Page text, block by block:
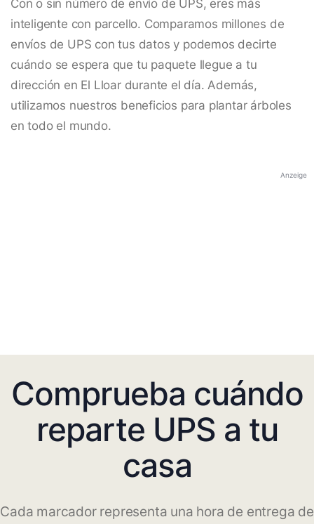
Con o sin número de envío de UPS, eres más
inteligente con parcello. Comparamos millones de
envíos de UPS con tus datos y podemos decirte
cuándo se espera que tu paquete llegue a tu
dirección en El Lloar durante el día. Además,
utilizamos nuestros beneficios para plantar árboles
en todo el mundo.
Anzeige
Comprueba cuándo
reparte UPS a tu
casa
Cada marcador representa una hora de entrega de